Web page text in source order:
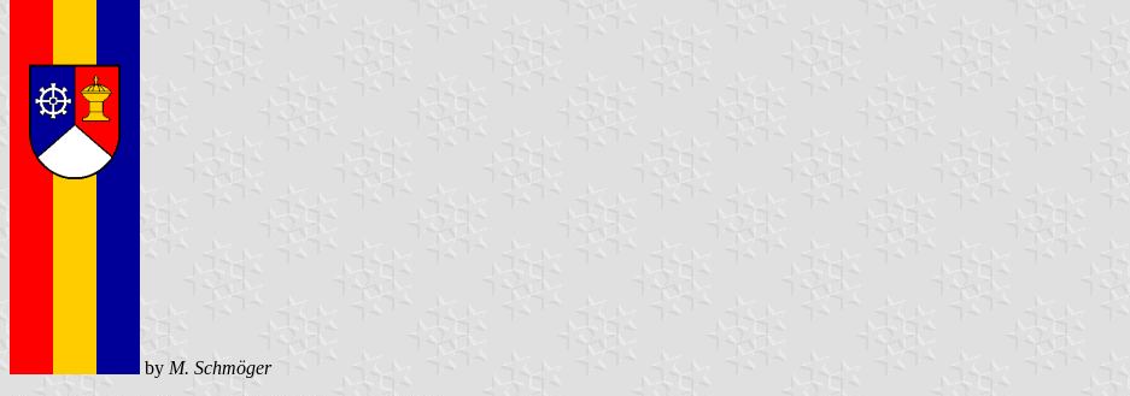
by M. Schmöger